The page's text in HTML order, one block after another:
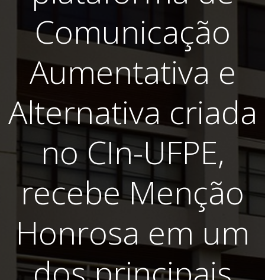
Comunicação
Aumentativa e
Alternativa criada
no CIn-UFPE,
recebe Menção
Honrosa em um